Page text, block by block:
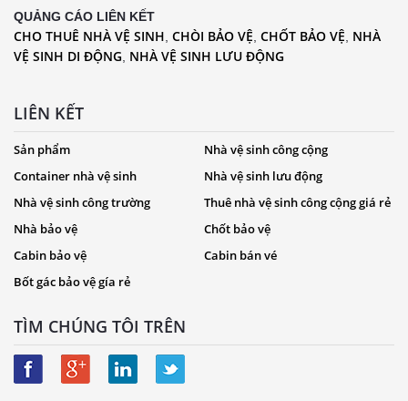
QUẢNG CÁO LIÊN KẾT
CHO THUÊ NHÀ VỆ SINH, CHÒI BẢO VỆ, CHỐT BẢO VỆ, NHÀ
VỆ SINH DI ĐỘNG, NHÀ VỆ SINH LƯU ĐỘNG
LIÊN KẾT
Sản phẩm
Nhà vệ sinh công cộng
Container nhà vệ sinh
Nhà vệ sinh lưu động
Nhà vệ sinh công trường
Thuê nhà vệ sinh công cộng giá rẻ
Nhà bảo vệ
Chốt bảo vệ
Cabin bảo vệ
Cabin bán vé
Bốt gác bảo vệ gía rẻ
TÌM CHÚNG TÔI TRÊN